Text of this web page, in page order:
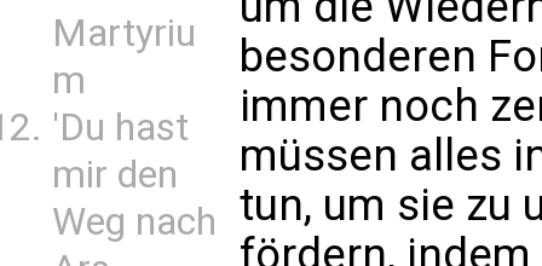
Martyriu
m
'Du hast
mir den
Weg nach
besonderen
immer noch
müssen alles
tun, um sie zu
fördern,